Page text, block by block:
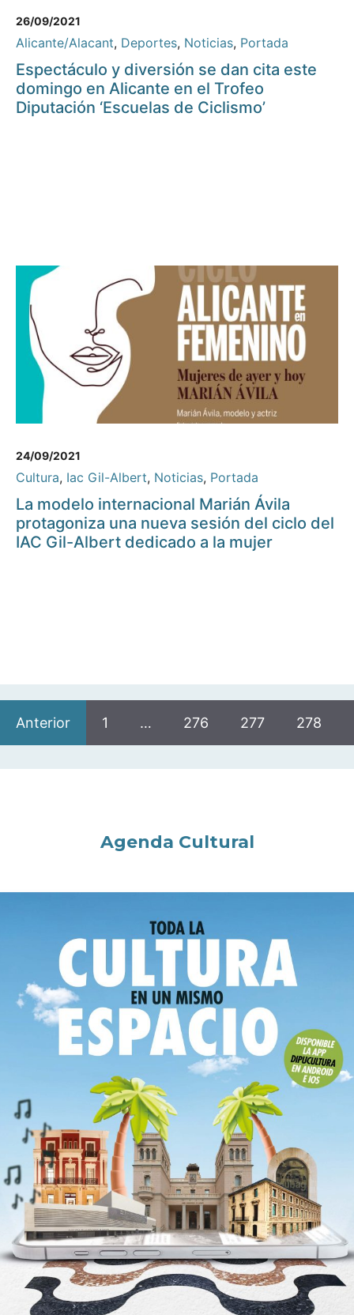
26/09/2021
Alicante/Alacant, Deportes, Noticias, Portada
Espectáculo y diversión se dan cita este
domingo en Alicante en el Trofeo
Diputación ‘Escuelas de Ciclismo’
24/09/2021
Cultura, Iac Gil-Albert, Noticias, Portada
La modelo internacional Marián Ávila
protagoniza una nueva sesión del ciclo del
IAC Gil-Albert dedicado a la mujer
Anterior 1 … 276 277 278
Agenda Cultural